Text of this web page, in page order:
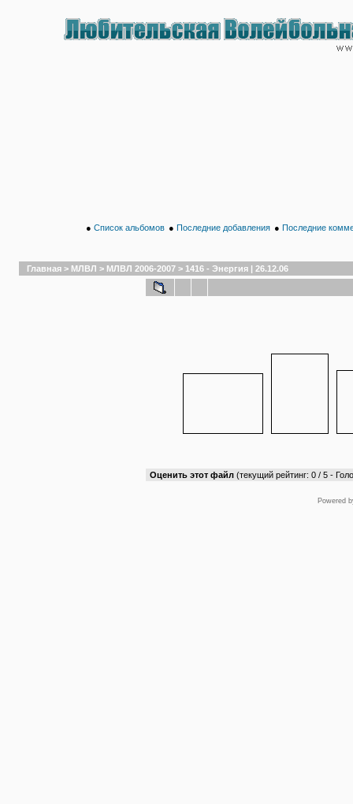
● Список альбомов ● Последние добавления ● Последние
Главная > МЛВЛ > МЛВЛ 2006-2007 > 1416 - Энергия | 26.12.06
Оценить этот файл (текущий рейтинг: 0 / 5 -
Powered